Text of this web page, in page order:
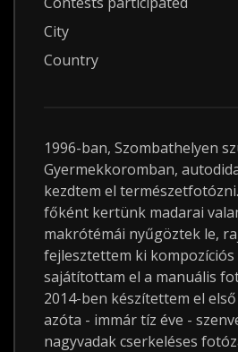
City
Country
1996-ban, Szombathelyen
Gyermekkoromban,
kezdtem el
főként kertünk madarai
makrótémái nyűgöztek le,
fejlesztettem ki kompozíciós
sajátítottam el a manuális
2014-ben készítettem el
azóta - immár tíz éve -
nagyvadak cserkeléses